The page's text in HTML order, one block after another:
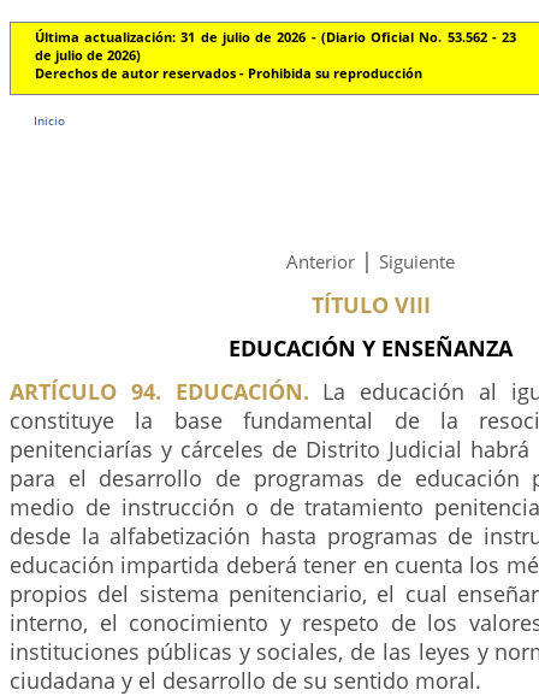
Última actualización: 31 de julio de 2026 - (Diario Oficial No. 53.562 - 23
de julio de 2026)
Derechos de autor reservados - Prohibida su reproducción
Inicio
Anterior | Siguiente
TÍTULO VIII
EDUCACIÓN Y ENSEÑANZA
ARTÍCULO 94. EDUCACIÓN. La educación al
constituye la base fundamental de la
penitenciarías y cárceles de Distrito Judicial
para el desarrollo de programas de educación
medio de instrucción o de tratamiento
desde la alfabetización hasta programas de
educación impartida deberá tener en cuenta los
propios del sistema penitenciario, el cual
interno, el conocimiento y respeto de los
instituciones públicas y sociales, de las leyes y
ciudadana y el desarrollo de su sentido moral.